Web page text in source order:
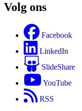
Volg ons
Facebook
LinkedIn
SlideShare
YouTube
RSS